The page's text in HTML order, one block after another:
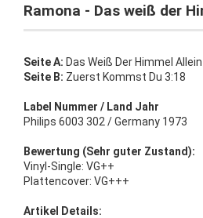
Ramona - Das weiß der
Seite A: Das Weiß Der Himmel
Seite B: Zuerst Kommst Du 3:18
Label Nummer / Land Jahr
Philips 6003 302 / Germany 1973
Bewertung (Sehr guter Zustand):
Vinyl-Single: VG++
Plattencover: VG+++
Artikel Details: